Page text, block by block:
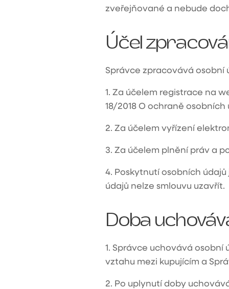
zveřejňované a nebude
Účel
Správce zpracovává osobní
1. Za účelem registrace na
18/2018 O ochraně osobních
2. Za účelem vyřízení
3. Za účelem plnění práv a
4. Poskytnutí osobních
údajů nelze smlouvu uzavřít.
Doba
1. Správce uchovává osobní
vztahu mezi kupujícím a
2. Po uplynutí doby